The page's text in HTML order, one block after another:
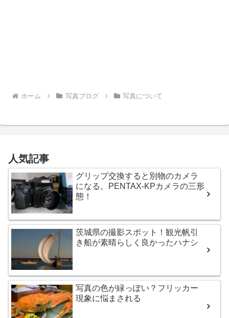
ホーム 写真ブログ 写真について
人気記事
グリップ交換すると別物のカメラ
になる。PENTAX-KPカメラの三形
態！
茨城県の撮影スポット！観光帆引
き船が素晴らしく良かったハナシ
写真の色が緑っぽい？フリッカー
現象に悩まされる